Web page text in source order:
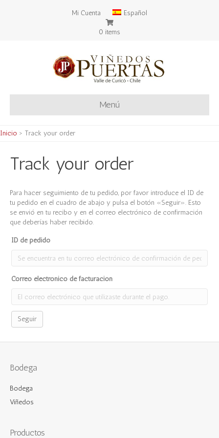
Mi Cuenta Español
0 items
Menú
Inicio > Track your order
Track your order
Para hacer seguimiento de tu pedido, por favor introduce el ID de
tu pedido en el cuadro de abajo y pulsa el botón «Seguir». Esto
se envió en tu recibo y en el correo electrónico de confirmación
que deberías haber recibido.
ID de pedido
Correo electrónico de facturación
Seguir
Bodega
Bodega
Viñedos
Productos